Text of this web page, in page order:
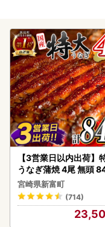
いるような表示がさ
怪しいサイトを見つ
の個人情報や、クレ
ようお気をつけくだ
本市へのふるさと納
らお申し込みするこ
【3営業日以内出荷】
うなぎ蒲焼 4尾 無頭
以上 C388-840-3D
宮崎県新富町
(714)